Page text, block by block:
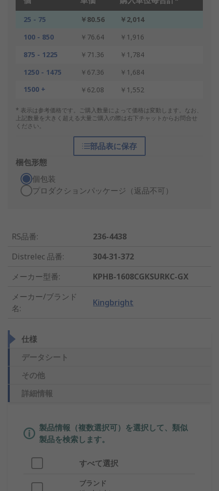
25 - 75 ￥80.56
￥2,014
100 - 850
￥76.64
￥1,916
875 - 1225
￥71.36
￥1,784
1250 - 1475
￥67.36
￥1,684
1500 +
￥62.08 ￥1,552
* 表示は参考価格です。ご購入数量によって価格は変動します。なお、
上記数量を大きく超える大量ご購入の際は右下チャットからお問合せ
ください。
部品表に保存
梱包形態
個包装
プロダクションパッケージ（返品不可）
RS品番:
236-4438
Distrelec 品番:
304-31-372
メーカー型番:
KPHB-1608CGKSURKC-GX
メーカー/ブランド
名:
Kingbright
仕様
データシート
その他
詳細情報
製品情報（複数選択可）を選択して、類似
製品を検索します。
すべて選択
ブランド